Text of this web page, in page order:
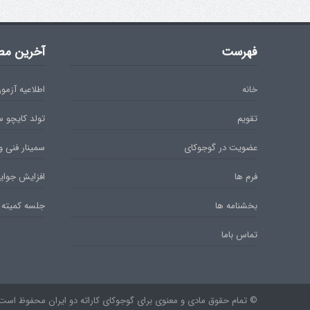
فهرست
خانه
تقویم
عضویت در گوجوکای
فرم ها
بخشنامه ها
تماس باما
آخرین
اطلاعیه آزمون
تولد
سمینار فنی
افزایش
جلسه
© تمام حقوق مادی و معنوی برای گوجوکای کاراته دو ایران محفوظ است.